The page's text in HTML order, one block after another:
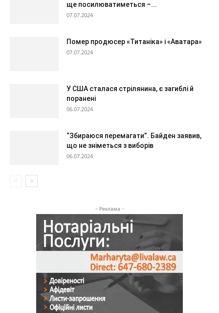
ще посилюватиметься –...
07.07.2024
Помер продюсер «Титаніка» і «Аватара»
07.07.2024
У США сталася стрілянина, є загиблі й
поранені
06.07.2024
“Збираюся перемагати”. Байден заявив,
що не зніметься з виборів
06.07.2024
- Реклама -